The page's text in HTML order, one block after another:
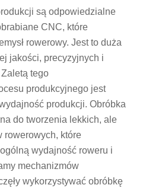
są odpowiedzialne
CNC, które
rowerowy. Jest to duża
jakości, precyzyjnych i
tego
produkcyjnego jest
produkcji. Obróbka
do tworzenia lekkich, ale
rowerowych, które
wydajność roweru i
mechanizmów
wykorzystywać obróbkę